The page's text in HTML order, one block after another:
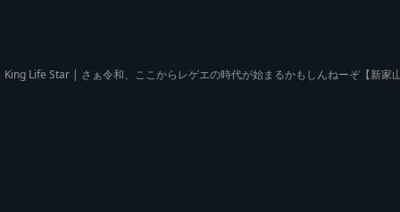
King Life Star | さぁ令和、ここからレゲエの時代が始まるかもしんねーぞ【新家